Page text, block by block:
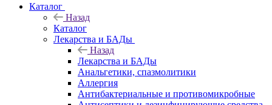
Каталог
Назад
Каталог
Лекарства и БАДы
Назад
Лекарства и БАДы
Анальгетики, спазмолитики
Аллергия
Антибактериальные и противомикробные